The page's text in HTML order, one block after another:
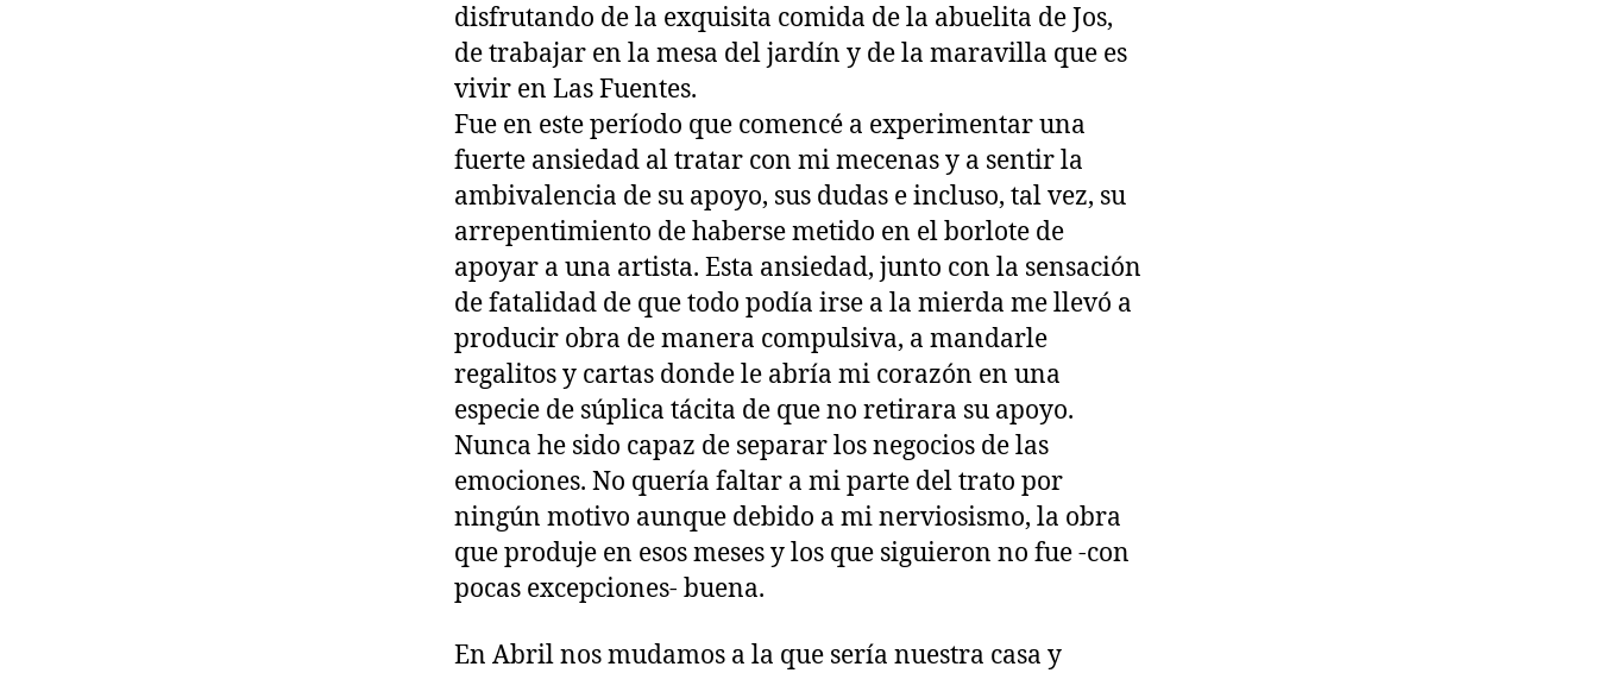
disfrutando de la exquisita comida de la abuelita de Jos,
de trabajar en la mesa del jardín y de la maravilla que es
vivir en Las Fuentes.
Fue en este período que comencé a experimentar una
fuerte ansiedad al tratar con mi mecenas y a sentir la
ambivalencia de su apoyo, sus dudas e incluso, tal vez, su
arrepentimiento de haberse metido en el borlote de
apoyar a una artista. Esta ansiedad, junto con la sensación
de fatalidad de que todo podía irse a la mierda me llevó a
producir obra de manera compulsiva, a mandarle
regalitos y cartas donde le abría mi corazón en una
especie de súplica tácita de que no retirara su apoyo.
Nunca he sido capaz de separar los negocios de las
emociones. No quería faltar a mi parte del trato por
ningún motivo aunque debido a mi nerviosismo, la obra
que produje en esos meses y los que siguieron no fue -con
pocas excepciones- buena.
En Abril nos mudamos a la que sería nuestra casa y